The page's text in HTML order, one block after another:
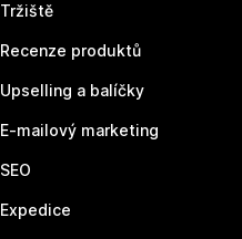
Tržiště
Recenze produktů
Upselling a balíčky
E-mailový marketing
SEO
Expedice